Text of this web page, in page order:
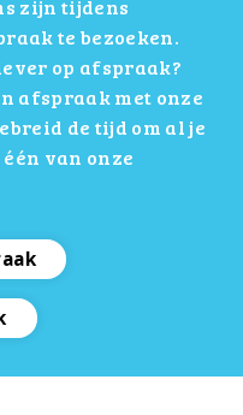
zijn tijdens
te bezoeken.
op afspraak?
afspraak met onze
de tijd om al je
van onze